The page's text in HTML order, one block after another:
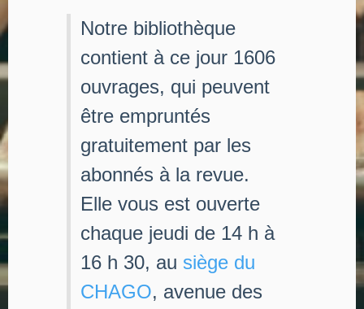
Notre bibliothèque
contient à ce jour 1606
ouvrages, qui peuvent
être empruntés
gratuitement par les
abonnés à la revue.
Elle vous est ouverte
chaque jeudi de 14 h à
16 h 30, au siège du
CHAGO, avenue des